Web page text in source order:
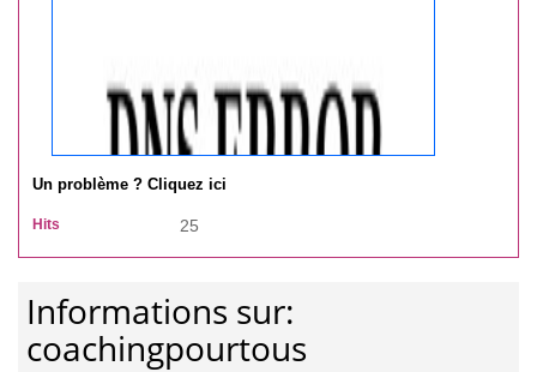
Un problème ? Cliquez ici
Hits 25
Informations sur:
coachingpourtous